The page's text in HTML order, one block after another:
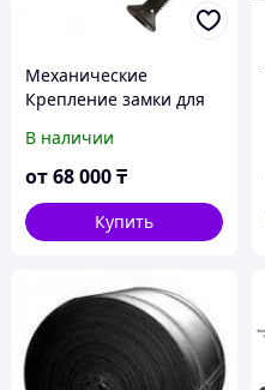
Механические
Крепление замки для
конвейерной ленты
В наличии
от68 000₸
Купить